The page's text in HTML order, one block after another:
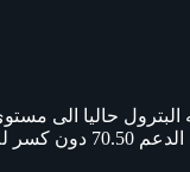
يستمر هبوط البترول الى الدعم